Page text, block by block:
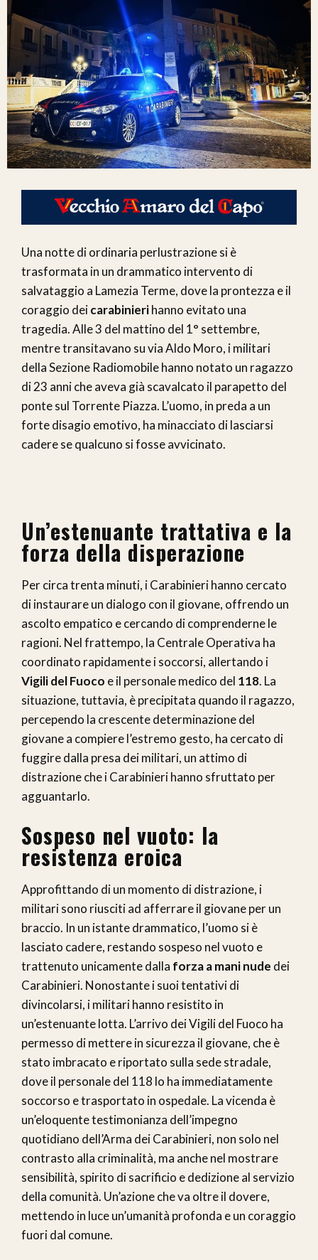
Una notte di ordinaria perlustrazione si è
trasformata in un drammatico intervento di
salvataggio a Lamezia Terme, dove la prontezza e il
coraggio deicarabinierihanno evitato una
tragedia. Alle 3 del mattino del 1° settembre,
mentre transitavano su via Aldo Moro, i militari
della Sezione Radiomobile hanno notato un ragazzo
di 23 anni che aveva già scavalcato il parapetto del
ponte sul Torrente Piazza. L’uomo, in preda a un
forte disagio emotivo, ha minacciato di lasciarsi
cadere se qualcuno si fosse avvicinato.
Un’estenuante trattativa e la
forza della disperazione
Per circa trenta minuti, i Carabinieri hanno cercato
di instaurare un dialogo con il giovane, offrendo un
ascolto empatico e cercando di comprenderne le
ragioni. Nel frattempo, la Centrale Operativa ha
coordinato rapidamente i soccorsi, allertando i
Vigili del Fuoco e il personale medico del 118. La
situazione, tuttavia, è precipitata quando il ragazzo,
percependo la crescente determinazione del
giovane a compiere l’estremo gesto, ha cercato di
fuggire dalla presa dei militari, un attimo di
distrazione che i Carabinieri hanno sfruttato per
agguantarlo.
Sospeso nel vuoto: la
resistenza eroica
Approfittando di un momento di distrazione, i
militari sono riusciti ad afferrare il giovane per un
braccio. In un istante drammatico, l’uomo si è
lasciato cadere, restando sospeso nel vuoto e
trattenuto unicamente dalla forza a mani nude dei
Carabinieri. Nonostante i suoi tentativi di
divincolarsi, i militari hanno resistito in
un’estenuante lotta. L’arrivo dei Vigili del Fuoco ha
permesso di mettere in sicurezza il giovane, che è
stato imbracato e riportato sulla sede stradale,
dove il personale del 118 lo ha immediatamente
soccorso e trasportato in ospedale. La vicenda è
un’eloquente testimonianza dell’impegno
quotidiano dell’Arma dei Carabinieri, non solo nel
contrasto alla criminalità, ma anche nel mostrare
sensibilità, spirito di sacrificio e dedizione al servizio
della comunità. Un’azione che va oltre il dovere,
mettendo in luce un’umanità profonda e un coraggio
fuori dal comune.